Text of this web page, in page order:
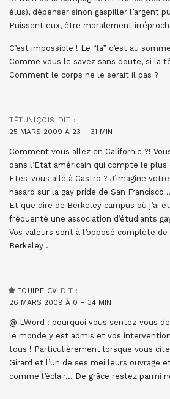
élus), dépenser sinon gaspiller l’argent
Puissent eux, être moralement
C’est impossible ! Le “la” c’est au
Comme vous le savez sans doute, si la
Comment le corps ne le serait il pas ?
TÊTUNIÇOIS DIT :
25 MARS 2009 À 23 H 31 MIN
Comment vous allez en Californie ?!
dans l’Etat américain qui compte le plus
Etes-vous allé à Castro ? J’imagine
hasard sur la gay pride de San Francisco
Et que dire de Berkeley campus où j’ai
fréquenté une association d’étudiants
Vos valeurs sont à l’opposé complète
Berkeley .
EQUIPE CV DIT :
26 MARS 2009 À 0 H 34 MIN
@ LWord : pourquoi vous sentez-vous
le monde y est admis et vos
tous ! Particulièrement lorsque vous
Girard et l’un de ses meilleurs ouvrage
comme l’éclair… De grâce restez parmi